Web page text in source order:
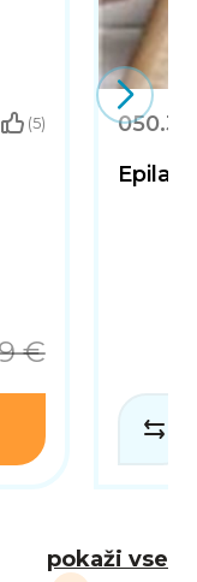
(5)
€
pokaži vse